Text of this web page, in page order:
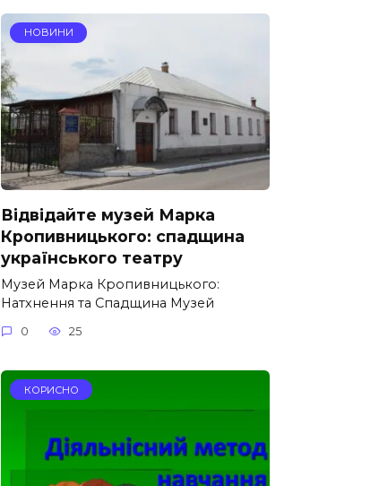
НОВИНИ
Відвідайте музей Марка
Кропивницького: спадщина
українського театру
Музей Марка Кропивницького:
Натхнення та Спадщина Музей
0 25
КОРИСНО